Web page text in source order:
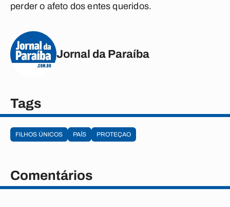
perder o afeto dos entes queridos.
Jornal da Paraíba
Tags
FILHOS ÚNICOS PAÍS PROTEÇAO
Comentários